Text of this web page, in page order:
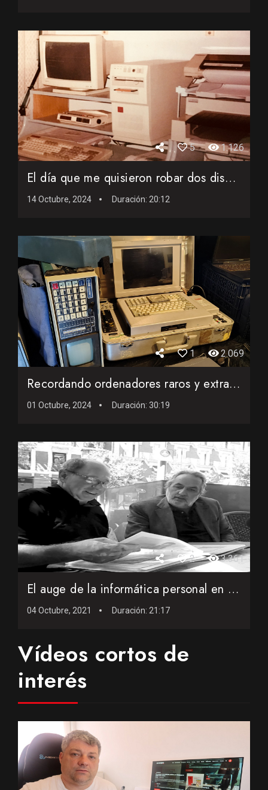
5 1.126
El día que me quisieron robar dos discos duros en 1991
14 Octubre, 2024 Duración: 20:12
1 2.069
Recordando ordenadores raros y extraños de los setenta, och...
01 Octubre, 2024 Duración: 30:19
2 3.361
El auge de la informática personal en los años ochenta en ...
04 Octubre, 2021 Duración: 21:17
Vídeos cortos de
interés